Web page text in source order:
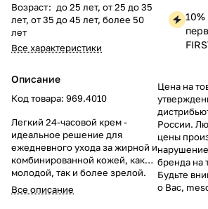
Возраст: до 25 лет, от 25 до 35
лет, от 35 до 45 лет, более 50
лет
Все характеристики
Описание
Код товара: 969.4010
Легкий 24-часовой крем -
идеальное решение для
ежедневного ухода за жирной и
комбинированной кожей, как
молодой, так и более зрелой.
Использовать Light Mattifying
Cream можно уже с 14-16 лет,
Все описание
Цена на
России.
цены
бренда на
Будьте
о Вас,